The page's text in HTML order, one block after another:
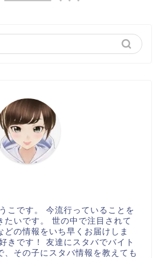
こです。 今流行っていることを
たいです。 世の中で注目されて
どの情報をいち早くお届けしま
きです！ 友達にスタバでバイト
、その子にスタバ情報を教えても